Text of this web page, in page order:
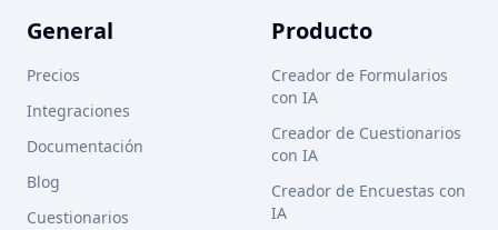
General
Precios
Integraciones
Documentación
Blog
Cuestionarios
Producto
Creador de Formularios
con IA
Creador de Cuestionarios
con IA
Creador de Encuestas con
IA